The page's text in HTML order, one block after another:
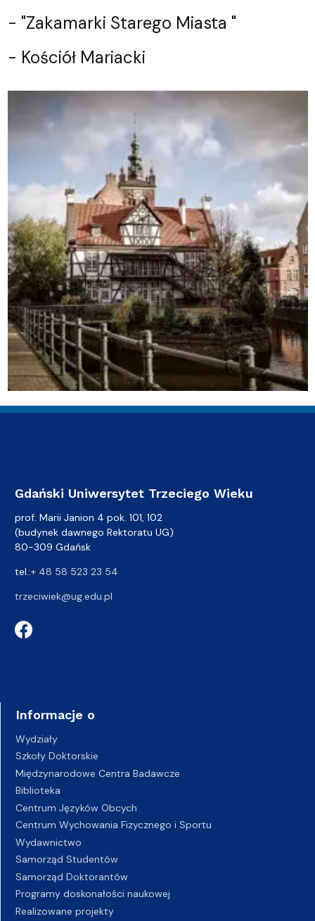
- "Zakamarki Starego Miasta "
- Kościół Mariacki
Gdański Uniwersytet Trzeciego Wieku
prof. Marii Janion 4 pok. 101, 102
(budynek dawnego Rektoratu UG)
80-309 Gdańsk
tel.:+ 48 58 523 23 54
trzeciwiek@ug.edu.pl
Informacje o
Wydziały
Szkoły Doktorskie
Międzynarodowe Centra Badawcze
Biblioteka
Centrum Języków Obcych
Centrum Wychowania Fizycznego i Sportu
Wydawnictwo
Samorząd Studentów
Samorząd Doktorantów
Programy doskonałości naukowej
Realizowane projekty